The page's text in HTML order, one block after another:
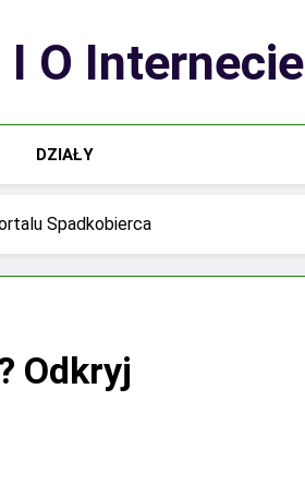
O Internecie
DZIAŁY
Spadkobierca
Odkryj